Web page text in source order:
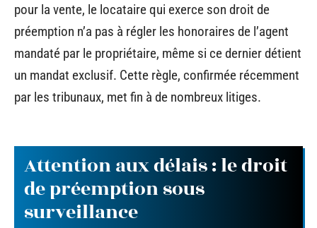
pour la vente, le locataire qui exerce son droit de
préemption n’a pas à régler les honoraires de l’agent
mandaté par le propriétaire, même si ce dernier détient
un mandat exclusif. Cette règle, confirmée récemment
par les tribunaux, met fin à de nombreux litiges.
Attention aux délais : le droit
de préemption sous
surveillance